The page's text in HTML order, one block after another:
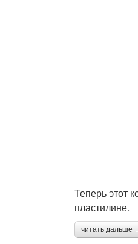
Теперь этот
пластилине.
читать дальше